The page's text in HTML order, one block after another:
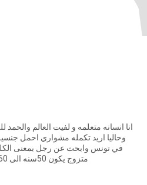
انا انسانه متعلمه و لفيت العالم والحمد
في تونس وابحث عن رجل بمعنى
متزوج يكون 50سنه الى 60 سنه فقط وسيم ومثقف ومقتدر